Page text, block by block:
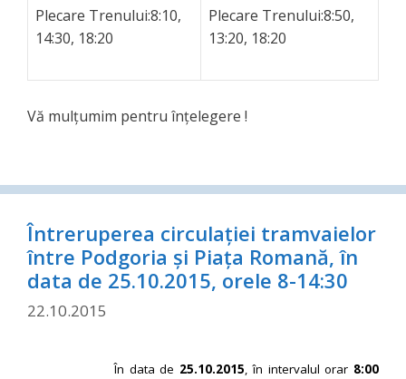
Plecare Trenului:8:10,
14:30, 18:20
Plecare Trenului:8:50,
13:20, 18:20
Vă mulţumim pentru înţelegere !
Întreruperea circulației tramvaielor
între Podgoria și Piața Romană, în
data de 25.10.2015, orele 8-14:30
22.10.2015
În data de 25.10.2015, în intervalul orar 8:00